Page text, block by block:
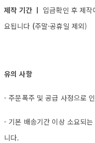
제작 기간 ㅣ 입금확인 후 제
요됩니다 (주말·공휴일 제외)
유의 사항
- 주문폭주 및 공급 사정으로
- 기본 배송기간 이상 소요되
니다.